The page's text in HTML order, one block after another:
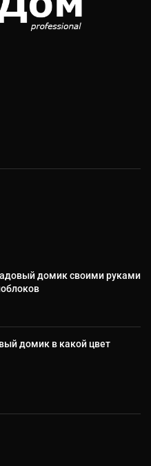
домик своими руками
домик в какой цвет